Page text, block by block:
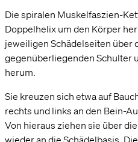
Die spiralen Muskelfaszien-
Doppelhelix um den Körper
jeweiligen Schädelseiten über
gegenüberliegenden Schulter
herum.
Sie kreuzen sich etwa auf
rechts und links an den Bein-
Von hieraus ziehen sie über
wieder an die Schädelbasis.